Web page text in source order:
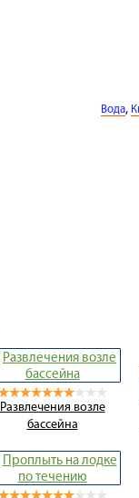
Вода,
Развлечения возле
бассейна